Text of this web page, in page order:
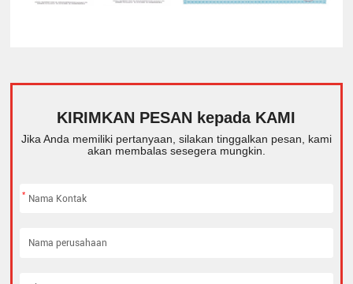
KIRIMKAN PESAN kepada KAMI
Jika Anda memiliki pertanyaan, silakan tinggalkan pesan, kami
akan membalas sesegera mungkin.
*